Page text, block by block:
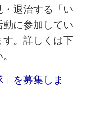
・退治する「い
に参加してい
す。詳しくは下
」を募集しま